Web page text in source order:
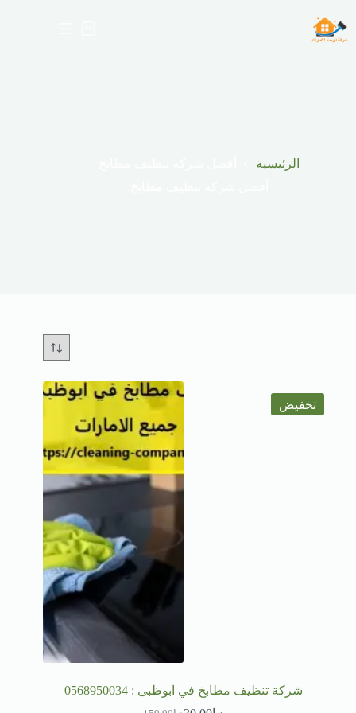
إلى
المحتوى
الرئيسية
تخفيض
شركة تنظيف مطابخ في ابوظبى : 0568950034